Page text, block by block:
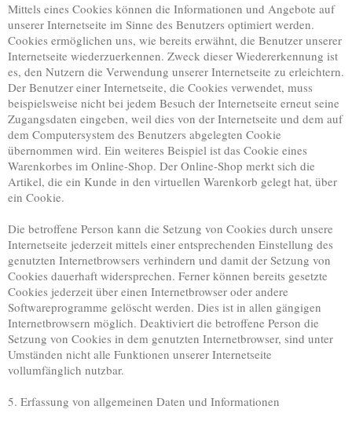
Mittels eines Cookies können die Informationen und Angebote auf
unserer Internetseite im Sinne des Benutzers optimiert werden.
Cookies ermöglichen uns, wie bereits erwähnt, die Benutzer unserer
Internetseite wiederzuerkennen. Zweck dieser Wiedererkennung ist
es, den Nutzern die Verwendung unserer Internetseite zu erleichtern.
Der Benutzer einer Internetseite, die Cookies verwendet, muss
beispielsweise nicht bei jedem Besuch der Internetseite erneut seine
Zugangsdaten eingeben, weil dies von der Internetseite und dem auf
dem Computersystem des Benutzers abgelegten Cookie
übernommen wird. Ein weiteres Beispiel ist das Cookie eines
Warenkorbes im Online-Shop. Der Online-Shop merkt sich die
Artikel, die ein Kunde in den virtuellen Warenkorb gelegt hat, über
ein Cookie.
Die betroffene Person kann die Setzung von Cookies durch unsere
Internetseite jederzeit mittels einer entsprechenden Einstellung des
genutzten Internetbrowsers verhindern und damit der Setzung von
Cookies dauerhaft widersprechen. Ferner können bereits gesetzte
Cookies jederzeit über einen Internetbrowser oder andere
Softwareprogramme gelöscht werden. Dies ist in allen gängigen
Internetbrowsern möglich. Deaktiviert die betroffene Person die
Setzung von Cookies in dem genutzten Internetbrowser, sind unter
Umständen nicht alle Funktionen unserer Internetseite
vollumfänglich nutzbar.
5. Erfassung von allgemeinen Daten und Informationen